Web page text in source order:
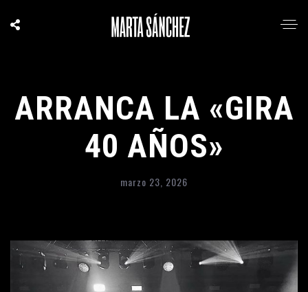
ARRANCA LA «GIRA
40 AÑOS»
marzo 23, 2026